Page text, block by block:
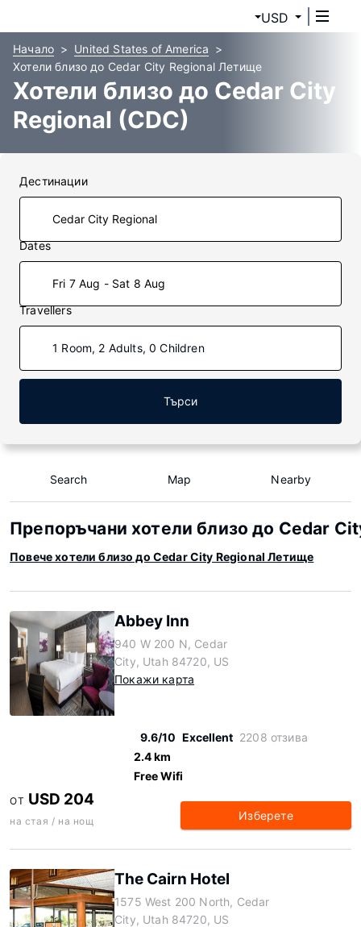
USD
Начало
United States of America
Хотели близо до Cedar City Regional Летище
Хотели близо до Cedar City
Regional (CDC)
Дестинации
Dates
Fri 7 Aug - Sat 8 Aug
Travellers
1 Room, 2 Adults, 0 Children
Търси
Search Map Nearby
Препоръчани хотели близо до Cedar
Повече хотели близо до Cedar City Regional Летище
Abbey Inn
940 W 200 N, Cedar
City, Utah 84720, US
Покажи карта
9.6/10 Excellent 2208 отзива
2.4 km
Free Wifi
ОТ USD 204
на стая / на нощ Изберете
The Cairn Hotel
1575 West 200 North, Cedar
City, Utah 84720, US